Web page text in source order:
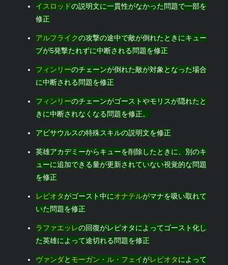
イスロッドの説明文に一貫性がなかった問題で一部を
修正
アルフライクの攻撃の途中で敵が倒れたときにキュー
ブが5発撃たれずに中断される問題を修正
フィンリーのチェーンが倒れた敵が対象となった場合
に中断される問題を修正
フィンリーのチェーンがゴーストやモリスが隠れたと
きに中断されなくなる問題を修正。
アビサウルスの特殊スキルの説明文を修正
英雄アカデミーからキューを削除したときに、別のキ
ューに追加できる量が更新されていない視覚的な問題
を修正
レピオタがゴースト中にオナテルがマナを吸い取れて
いた問題を修正
ラファエッレの回復がレピオタによってゴースト化し
た英雄によって途切れる問題を修正
ヴァンダと モーガン・ル・フェイがレピオタによって